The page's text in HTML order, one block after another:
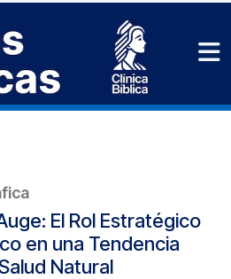
El Rol Estratégico
en una Tendencia
Natural